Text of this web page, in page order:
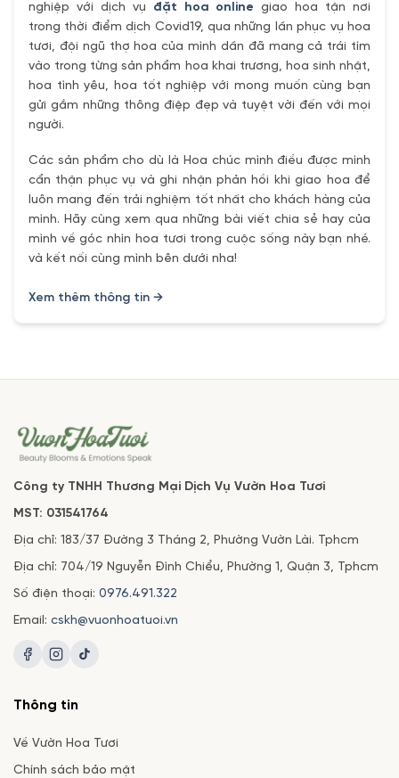
nghiệp với dịch vụ đặt hoa online giao hoa tận nơi
trong thời điểm dịch Covid19, qua những lần phục vụ hoa
tươi, đội ngũ thợ hoa của mình dần đã mang cả trái tím
vào trong từng sản phẩm hoa khai trương, hoa sinh nhật,
hoa tình yêu, hoa tốt nghiệp với mong muốn cùng bạn
gửi gắm những thông điệp đẹp và tuyệt vời đến với mọi
người.
Các sản phẩm cho dù là Hoa chúc mình điều được mình
cẩn thận phục vụ và ghi nhận phản hồi khi giao hoa để
luôn mang đến trải nghiệm tốt nhất cho khách hàng của
mình. Hãy cùng xem qua những bài viết chia sẻ hay của
mình về góc nhìn hoa tươi trong cuộc sống này bạn nhé.
và kết nối cùng mình bên dưới nha!
Xem thêm thông tin →
Công ty TNHH Thương Mại Dịch Vụ Vườn Hoa Tươi
MST: 031541764
Địa chỉ: 183/37 Đường 3 Tháng 2, Phường Vườn Lài. Tphcm
Địa chỉ: 704/19 Nguyễn Đình Chiểu, Phường 1, Quận 3, Tphcm
Số điện thoại: 0976.491.322
Email: cskh@vuonhoatuoi.vn
Thông tin
Về Vườn Hoa Tươi
Chính sách bảo mật